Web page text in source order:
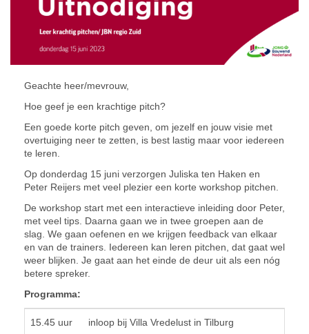
Geachte heer/mevrouw,
Hoe geef je een krachtige pitch?
Een goede korte pitch geven, om jezelf en jouw visie met
overtuiging neer te zetten, is best lastig maar voor iedereen
te leren.
Op donderdag 15 juni verzorgen Juliska ten Haken en
Peter Reijers met veel plezier een korte workshop pitchen.
De workshop start met een interactieve inleiding door Peter,
met veel tips. Daarna gaan we in twee groepen aan de
slag. We gaan oefenen en we krijgen feedback van elkaar
en van de trainers. Iedereen kan leren pitchen, dat gaat wel
weer blijken. Je gaat aan het einde de deur uit als een nóg
betere spreker.
Programma:
15.45 uur inloop bij Villa Vredelust in Tilburg